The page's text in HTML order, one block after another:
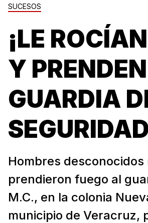
SUCESOS
¡LE
Y
GUARDIA
Hombres
prendieron fuego al
M.C., en la colonia
municipio de Veracruz,